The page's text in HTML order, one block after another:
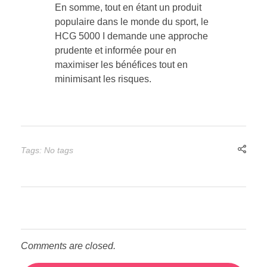
En somme, tout en étant un produit
populaire dans le monde du sport, le
HCG 5000 I demande une approche
prudente et informée pour en
maximiser les bénéfices tout en
minimisant les risques.
Tags: No tags
Comments are closed.